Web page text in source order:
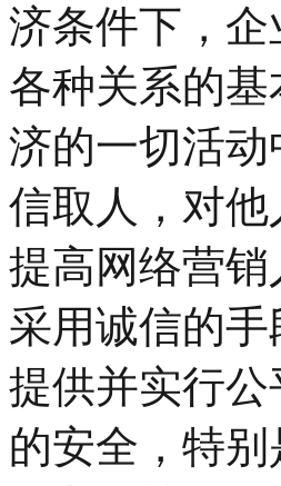
济条件下，
各种关系的
济的一切活
信取人，对
提高网络营
采用诚信的
提供并实行
的安全，特